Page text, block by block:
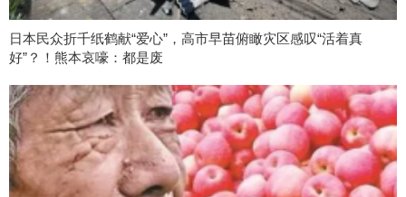
日本民众折千纸鹤献“爱心”，高市早苗俯瞰灾区感叹“活着真
好”？！熊本哀嚎：都是废